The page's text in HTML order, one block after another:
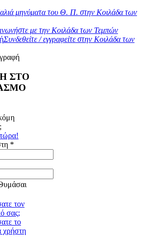
μηνύματα του Θ. Π. στην Κοιλάδα των
με την Κοιλάδα των Τεμπών
Συνδεθείτε / εγγραφείτε στην Κοιλάδα των
ΣΤΟ
*
τον
σας;
το
χρήστη